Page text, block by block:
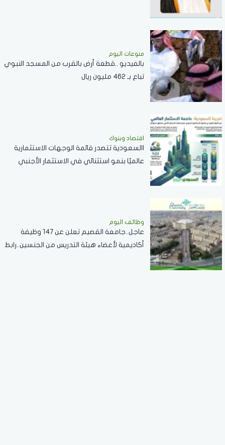
منوعات اليوم
بالفيديو ..قطعة أرض بالقرب من المسجد النبوي
تباع بـ 462 مليون ريال
اقتصاد وبنوك
االسعودية تتصدر قائمة الوجهات الاستثمارية
عالميًا بنمو استثنائي في الاستثمار الأجنبي
وظائف اليوم
عاجل..جامعة القصيم تعلن عن 147 وظيفة
أكاديمية لأعضاء هيئة التدريس من الجنسين..رابط